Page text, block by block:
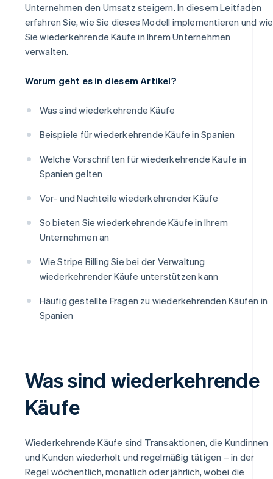
Unternehmen den Umsatz steigern. In diesem Leitfaden
erfahren Sie, wie Sie dieses Modell implementieren und wie
Sie wiederkehrende Käufe in Ihrem Unternehmen
verwalten.
Worum geht es in diesem Artikel?
Was sind wiederkehrende Käufe
Beispiele für wiederkehrende Käufe in Spanien
Welche Vorschriften für wiederkehrende Käufe in
Spanien gelten
Vor- und Nachteile wiederkehrender Käufe
So bieten Sie wiederkehrende Käufe in Ihrem
Unternehmen an
Wie Stripe Billing Sie bei der Verwaltung
wiederkehrender Käufe unterstützen kann
Häufig gestellte Fragen zu wiederkehrenden Käufen in
Spanien
Was sind wiederkehrende
Käufe
Wiederkehrende Käufe sind Transaktionen, die Kundinnen
und Kunden wiederholt und regelmäßig tätigen – in der
Regel wöchentlich, monatlich oder jährlich, wobei die